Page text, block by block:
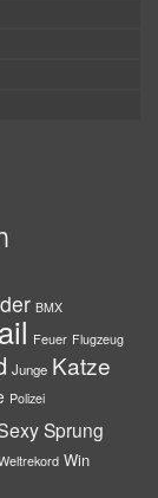
BMX
Feuer Flugzeug
Junge Katze
Polizei
Sprung
Win